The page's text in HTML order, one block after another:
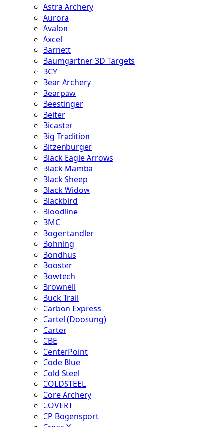
Astra Archery
Aurora
Avalon
Axcel
Barnett
Baumgartner 3D Targets
BCY
Bear Archery
Bearpaw
Beestinger
Beiter
Bicaster
Big Tradition
Bitzenburger
Black Eagle Arrows
Black Mamba
Black Sheep
Black Widow
Blackbird
Bloodline
BMC
Bogentandler
Bohning
Bondhus
Booster
Bowtech
Brownell
Buck Trail
Carbon Express
Cartel (Doosung)
Carter
CBE
CenterPoint
Code Blue
Cold Steel
COLDSTEEL
Core Archery
COVERT
CP Bogensport